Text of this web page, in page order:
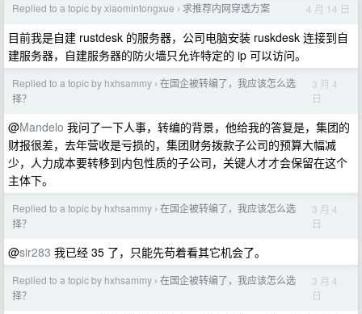
Replied to a topic by xiaomintongxue › 求推荐内网穿透方案 4 月 14 日
目前我是自建 rustdesk 的服务器，公司电脑安装 ruskdesk 连接到自
建服务器，自建服务器的防火墙只允许特定的 ip 可以访问。
Replied to a topic by hxhsammy › 在国企被转编了，我应该怎么选
择？
3 月 4
日
@Mandelo 我问了一下人事，转编的背景，他给我的答复是，集团的
财报很差，去年营收是亏损的，集团财务拨款子公司的预算大幅减
少，人力成本要转移到内包性质的子公司，关键人才才会保留在这个
主体下。
Replied to a topic by hxhsammy › 在国企被转编了，我应该怎么选
择？
3 月 4
日
@sir283 我已经 35 了，只能先苟着看其它机会了。
Replied to a topic by hxhsammy › 在国企被转编了，我应该怎么选
择？
3 月 4
日